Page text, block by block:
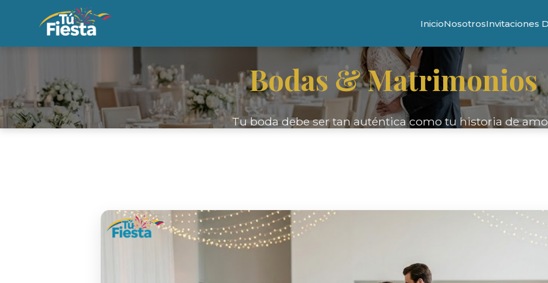
InicioNosotrosInvitaciones
Bodas & Matrimonios
Tu boda debe ser tan auténtica como tu historia de